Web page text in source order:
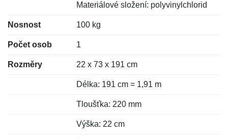
Materiálové složení: polyvinylchlorid
Nosnost 100 kg
Počet osob 1
Rozměry 22 x 73 x 191 cm
Délka: 191 cm = 1,91 m
Tloušťka: 220 mm
Výška: 22 cm